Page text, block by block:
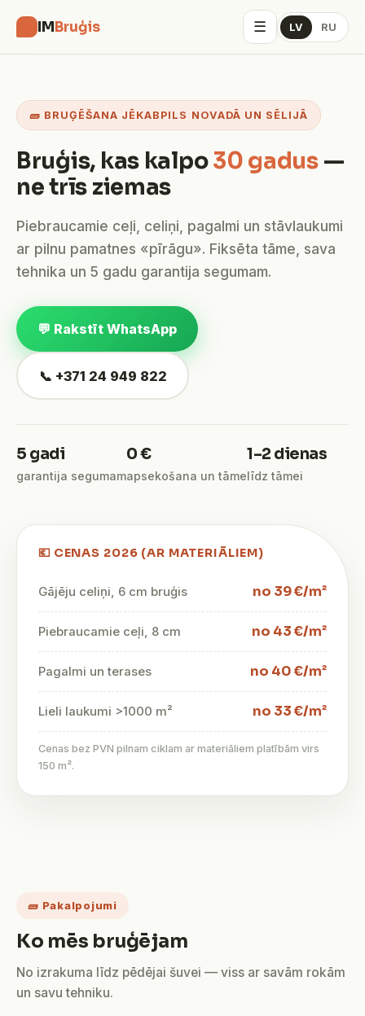
IMBruģis ☰ LV RU
🧱 BRUĢĒŠANA JĒKABPILS NOVADĀ UN SĒLIJĀ
Bruģis, kas kalpo30 gadus—
ne trīs ziemas
Piebraucamie ceļi, celiņi, pagalmi un stāvlaukumi
ar pilnu pamatnes «pīrāgu». Fiksēta tāme, sava
tehnika un 5 gadu garantija segumam.
💬 Rakstīt WhatsApp
📞 +371 24 949 822
5 gadi
garantija segumam
0 €
apsekošana un tāme
1–2 dienas
līdz tāmei
💶 CENAS 2026 (AR MATERIĀLIEM)
Gājēju celiņi, 6 cm bruģis no 39 €/m²
Piebraucamie ceļi, 8 cm no 43 €/m²
Pagalmi un terases no 40 €/m²
Lieli laukumi >1000 m² no 33 €/m²
Cenas bez PVN pilnam ciklam ar materiāliem platībām virs
150 m².
🧱 Pakalpojumi
Ko mēs bruģējam
No izrakuma līdz pēdējai šuvei — viss ar savām rokām
un savu tehniku.